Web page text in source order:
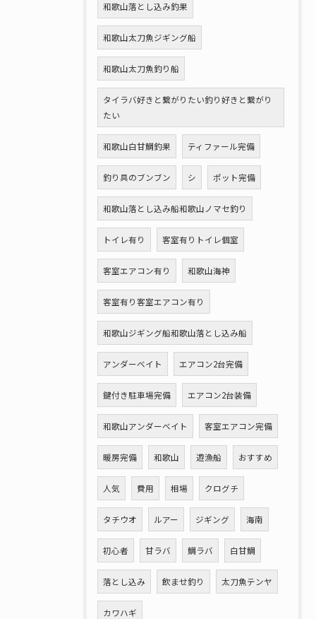
和歌山落とし込み釣果
和歌山太刀魚ジギング船
和歌山太刀魚釣り船
タイラバ好きと繋がりたい釣り好きと繋がり
たい
和歌山白甘鯛釣果 ティファール完備
釣り具のブンブン シ ポット完備
和歌山落とし込み船和歌山ノマセ釣り
トイレ有り 客室有りトイレ個室
客室エアコン有り 和歌山海神
客室有り客室エアコン有り
和歌山ジギング船和歌山落とし込み船
アンダーベイト エアコン2台完備
鍵付き駐車場完備 エアコン2台装備
和歌山アンダーベイト 客室エアコン完備
暖房完備 和歌山 遊漁船 おすすめ
人気 費用 相場 クログチ
タチウオ ルアー ジギング 海南
初心者 甘ラバ 鯛ラバ 白甘鯛
落とし込み 飲ませ釣り 太刀魚テンヤ
カワハギ